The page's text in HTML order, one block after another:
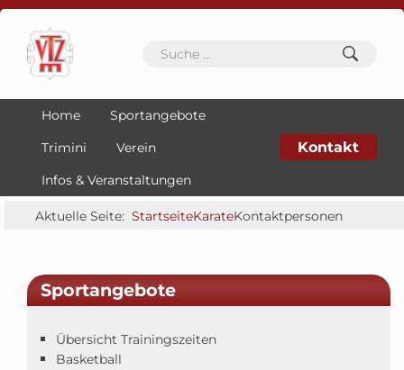
Home
Sportangebote
Trimini
Verein
Infos & Veranstaltungen
Kontakt
Aktuelle Seite: StartseiteKarateKontaktpersonen
Sportangebote
Übersicht Trainingszeiten
Basketball